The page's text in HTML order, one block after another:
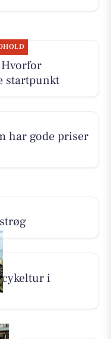
startpunkt
har gode priser
cykeltur i